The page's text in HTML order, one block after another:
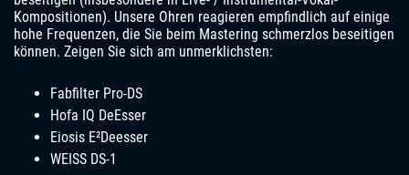
Kompositionen). Unsere Ohren reagieren empfindlich auf einige
hohe Frequenzen, die Sie beim Mastering schmerzlos beseitigen
können. Zeigen Sie sich am unmerklichsten:
Fabfilter Pro-DS
Hofa IQ DeEsser
Eiosis E²Deesser
WEISS DS-1